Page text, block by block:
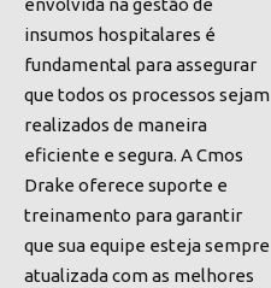
envolvida na gestão de
insumos hospitalares é
fundamental para assegurar
que todos os processos sejam
realizados de maneira
eficiente e segura. A Cmos
Drake oferece suporte e
treinamento para garantir
que sua equipe esteja sempre
atualizada com as melhores